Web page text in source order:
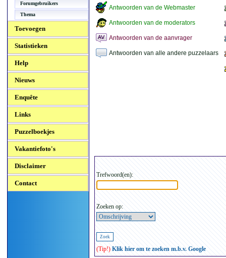
Forumgebruikers
Thema
Toevoegen
Statistieken
Help
Nieuws
Enquête
Links
Puzzelboekjes
Vakantiefoto's
Disclaimer
Contact
Antwoorden van de Webmaster
Antwoorden van de moderators
Antwoorden van de aanvrager
Antwoorden van alle andere puzzelaars
Trefwoord(en):
Zoeken op:
(Tip!) Klik hier om te zoeken m.b.v. Google